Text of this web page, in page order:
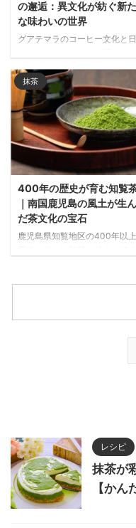
の邂逅：異文化が紡ぐ新た
な味わいの世界
グアテマラのコーヒー文化と
る！栽培環境や儀式性、品質
こだわりから生まれる文化交流
と、両国の伝統飲料が融合し
たなドリンク開発の最新トレ
を紹介します。
抹茶
400年の歴史が育む知覧
｜南国鹿児島の風土が生ん
だ茶文化の宝石
鹿児島県知覧地区の400年以
堪能ください。
レシピ
抹茶が
【かん